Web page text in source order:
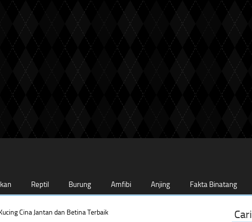
Reptil Burung Amfibi Anjing Fakta Binatang
Cina Jantan dan Betina Terbaik Cari